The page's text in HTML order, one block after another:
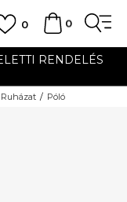
0
0
RENDELÉS
Ruházat Póló